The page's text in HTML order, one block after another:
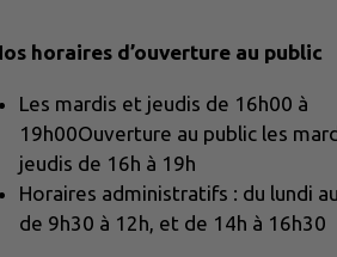
horaires d’ouverture au public
Les mardis et jeudis de 16h00 à
19h00Ouverture au public les
jeudis de 16h à 19h
Horaires administratifs : du lundi
de 9h30 à 12h, et de 14h à 16h30